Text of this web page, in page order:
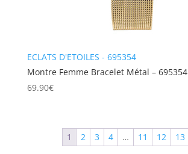
ECLATS D'ETOILES - 695354
Montre Femme Bracelet Métal – 695354
69.90€
1 2 3 4 … 11 12 13